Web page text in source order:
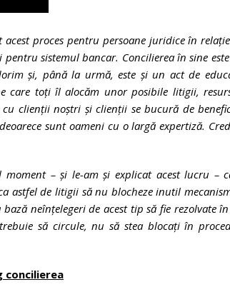
proces pentru persoane juridice în
sistemul bancar. Concilierea în sine
și, până la urmă, este și un act de
care toți îl alocăm unor posibile litigii,
clienții noștri și clienții se bucură de
sunt oameni cu o largă expertiză.
– și le-am și explicat acest lucru –
astfel de litigii să nu blocheze inutil
neînțelegeri de acest tip să fie rezolvate
să circule, nu să stea blocați în
concilierea